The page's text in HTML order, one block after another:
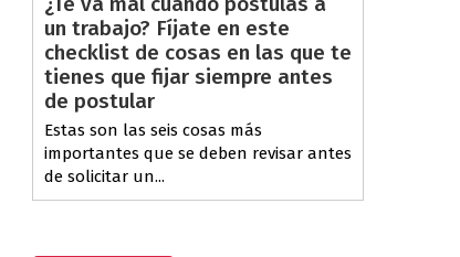
un trabajo? Fíjate en este
checklist de cosas en las que te
tienes que fijar siempre antes
de postular
Estas son las seis cosas más
importantes que se deben revisar antes
de solicitar un...